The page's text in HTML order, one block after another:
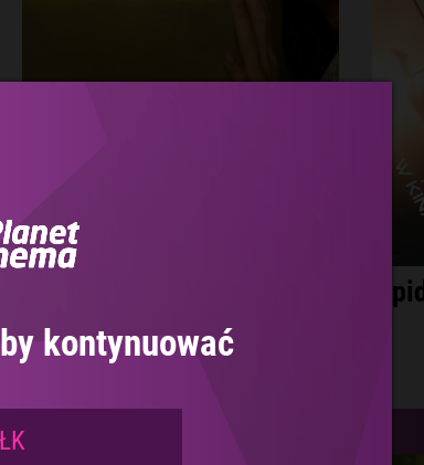
kontynuować
- wersja rozszerzona